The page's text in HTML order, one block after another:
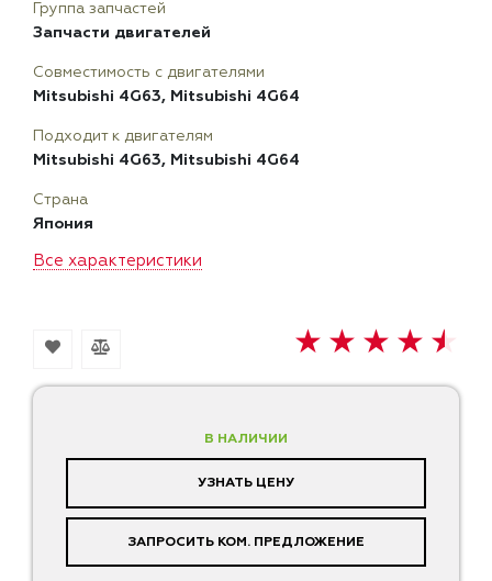
В НАЛИЧИИ
УЗНАТЬ ЦЕНУ
ЗАПРОСИТЬ КОМ. ПРЕДЛОЖЕНИЕ
Все характеристики
Группа запчастей
Запчасти двигателей
Совместимость с двигателями
Mitsubishi 4G63, Mitsubishi 4G64
Подходит к двигателям
Mitsubishi 4G63, Mitsubishi 4G64
Страна
Япония